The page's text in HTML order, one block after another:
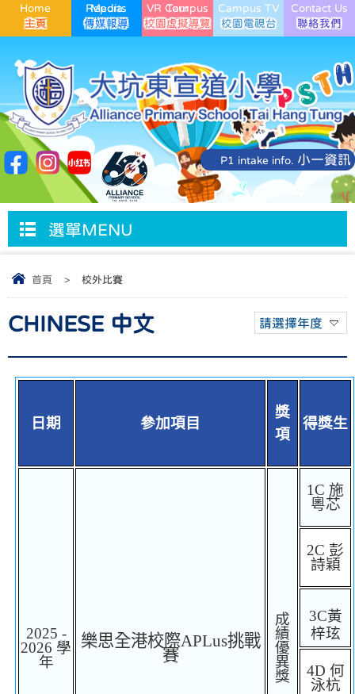
Home Media Reports VR Campus Tour Campus TV Contact Us
P1 intake info. 小一資訊
選單MENU
首頁 > 校外比賽
請選擇年度
CHINESE 中文
日期 參加項目
獎
項
得獎生
2025 -
2026 學
年
樂思全港校際APLus挑戰
賽
成
績
優
異
獎
1C 施
粵芯
2C 彭
詩穎
3C黃
梓玹
4D 何
泳杭